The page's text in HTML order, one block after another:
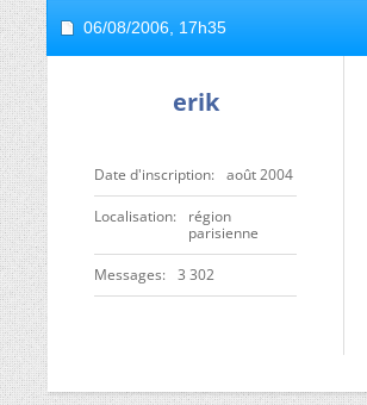
06/08/2006, 17h35
erik
Date d'inscription août 2004
Localisation
région
parisienne
Messages 3 302